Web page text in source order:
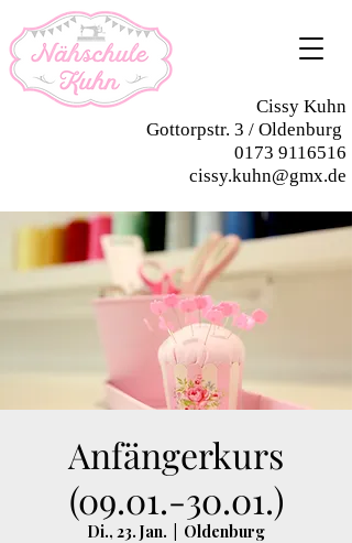
Cissy Kuhn
Gottorpstr. 3 / Oldenburg
0173 9116516
cissy.kuhn@gmx.de
Anfängerkurs
(09.01.-30.01.)
Di., 23. Jan.
Oldenburg